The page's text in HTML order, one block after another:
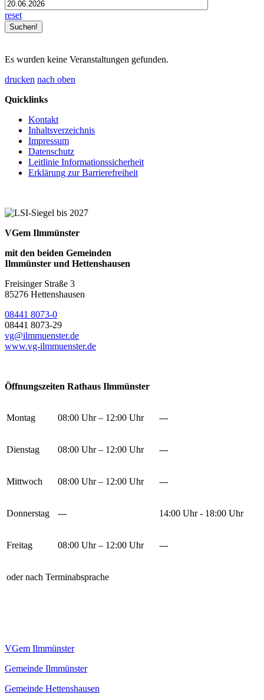
reset
Es wurden keine Veranstaltungen gefunden.
drucken nach oben
Quicklinks
Kontakt
Inhaltsverzeichnis
Impressum
Datenschutz
Leitlinie Informationssicherheit
Erklärung zur Barrierefreiheit
VGem Ilmmünster
mit den beiden Gemeinden
Ilmmünster und Hettenshausen
Freisinger Straße 3
85276 Hettenshausen
08441 8073-0
08441 8073-29
vg@ilmmuenster.de
www.vg-ilmmuenster.de
Öffnungszeiten Rathaus Ilmmünster
Montag 08:00 Uhr – 12:00 Uhr ---
Dienstag 08:00 Uhr – 12:00 Uhr ---
Mittwoch 08:00 Uhr – 12:00 Uhr ---
Donnerstag --- 14:00 Uhr - 18:00 Uhr
Freitag 08:00 Uhr – 12:00 Uhr ---
oder nach Terminabsprache
VGem Ilmmünster
Gemeinde Ilmmünster
Gemeinde Hettenshausen